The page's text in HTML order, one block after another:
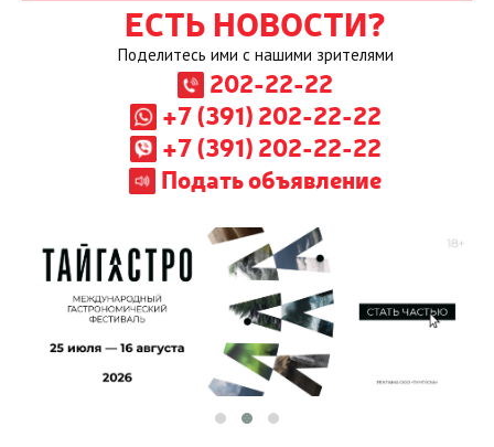
ЕСТЬ НОВОСТИ?
Поделитесь ими с нашими зрителями
202-22-22
+7 (391) 202-22-22
+7 (391) 202-22-22
Подать объявление